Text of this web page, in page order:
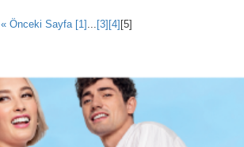
« Önceki Sayfa [1] [3][4][5]